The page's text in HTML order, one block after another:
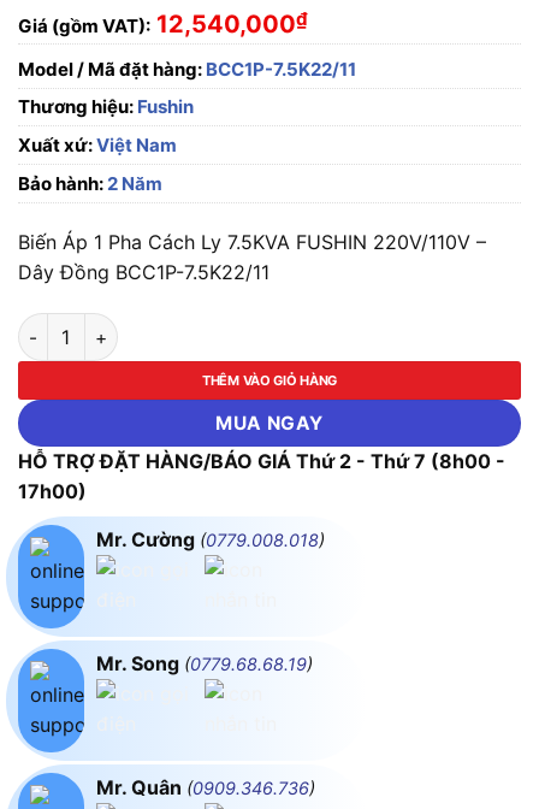
Giá (gồm VAT): 12,540,000₫
Model / Mã đặt hàng: BCC1P-7.5K22/11
Thương hiệu: Fushin
Xuất xứ:Việt Nam
Bảo hành:2 Năm
Biến Áp 1 Pha Cách Ly 7.5KVA FUSHIN 220V/110V –
Dây Đồng BCC1P-7.5K22/11
Biến Áp 1 Pha Cách Ly 7.5KVA FUSHIN 220V/110V - Dây Đồng
THÊM VÀO GIỎ HÀNG
MUA NGAY
HỖ TRỢ ĐẶT HÀNG/BÁO GIÁ Thứ 2 - Thứ 7 (8h00 -
17h00)
Mr. Cường (0779.008.018)
Mr. Song (0779.68.68.19)
Mr. Quân (0909.346.736)